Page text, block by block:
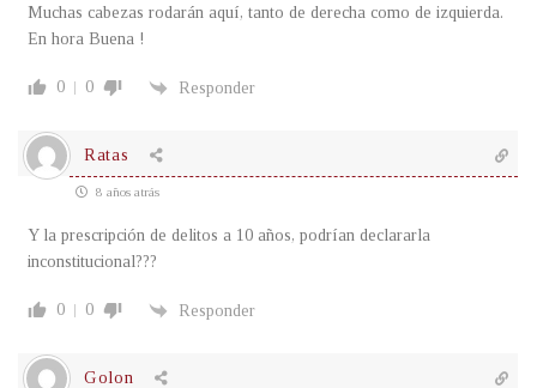
Muchas cabezas rodarán aquí, tanto de derecha como de izquierda.
En hora Buena !
0 0 Responder
Ratas
8 años atrás
Y la prescripción de delitos a 10 años, podrían declararla
inconstitucional???
0 0 Responder
Golon